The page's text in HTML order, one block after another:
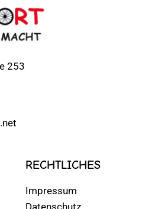
253
RECHTLICHES
Impressum
Datenschutz